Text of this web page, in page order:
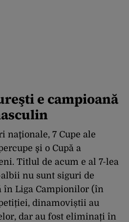
e campioană
naţionale, 7 Cupe ale
şi o Cupă a
Titlul de acum e al 7-lea
nu sunt siguri de
în Liga Campionilor (în
dinamoviștii au
dar au fost eliminați în